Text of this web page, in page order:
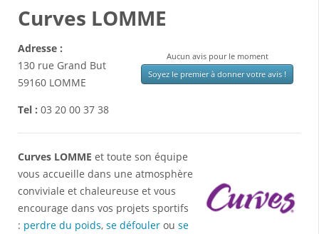
Curves LOMME
Aucun avis pour le moment
Soyez le premier à donner votre avis !
Adresse :
130 rue Grand But
59160 LOMME
Tel : 03 20 00 37 38
Curves LOMME et toute son équipe
vous accueille dans une atmosphère
conviviale et chaleureuse et vous
encourage dans vos projets sportifs
: perdre du poids, se défouler ou se